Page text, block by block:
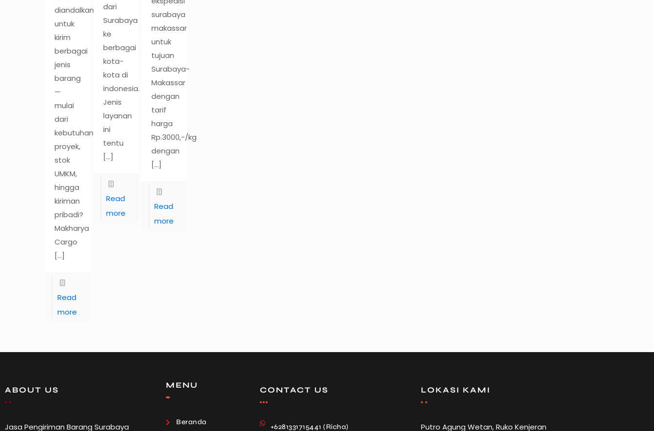
diandalkan
untuk
kirim
berbagai
jenis
barang
—
mulai
dari
kebutuhan
proyek,
stok
UMKM,
hingga
kiriman
pribadi?
Makharya
Cargo
[…]
Read
more
dari
Surabaya
ke
berbagai
kota-
kota di
indonesia.
Jenis
layanan
ini
tentu
[…]
Read
more
surabaya
makassar
untuk
tujuan
Surabaya-
Makassar
dengan
tarif
harga
Rp.3000,-/kg
dengan
[…]
Read
more
ABOUT US
Jasa Pengiriman Barang Surabaya
MENU
Beranda
CONTACT US
+6281331715441 (Richa)
LOKASI KAMI
Putro Agung Wetan, Ruko Kenjeran